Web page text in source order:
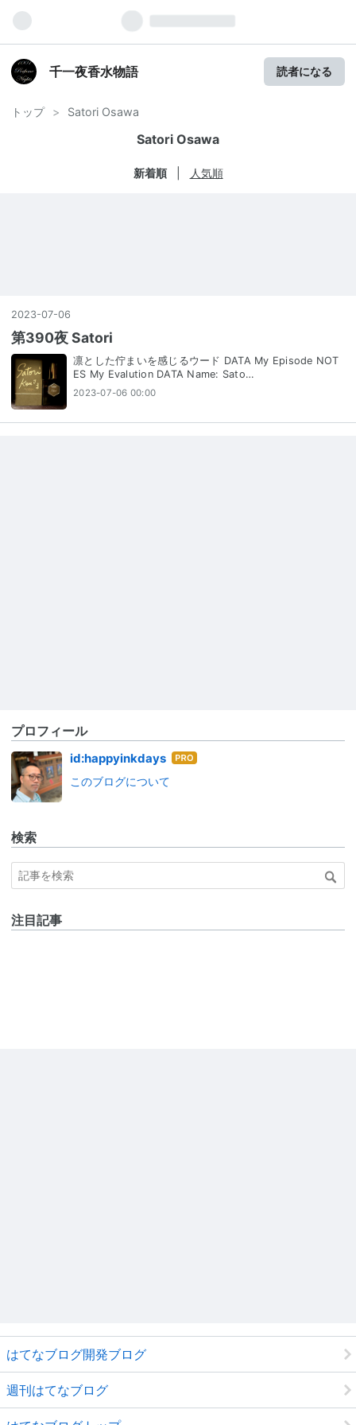
千一夜香水物語 読者になる
トップ > Satori Osawa
Satori Osawa
新着順 人気順
2023-07-06
第390夜 Satori
凛とした佇まいを感じるウード DATA My Episode NOT
ES My Evalution DATA Name: Sato…
2023-07-06 00:00
プロフィール
id:happyinkdays はて
このブログについて
検索
注目記事
はてなブログ開発ブログ
週刊はてなブログ